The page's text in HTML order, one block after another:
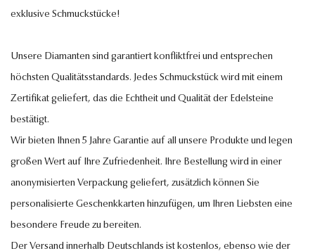
exklusive Schmuckstücke!
Unsere Diamanten sind garantiert konfliktfrei und entsprechen
höchsten Qualitätsstandards. Jedes Schmuckstück wird mit einem
Zertifikat geliefert, das die Echtheit und Qualität der Edelsteine
bestätigt.
Wir bieten Ihnen 5 Jahre Garantie auf all unsere Produkte und legen
großen Wert auf Ihre Zufriedenheit. Ihre Bestellung wird in einer
anonymisierten Verpackung geliefert, zusätzlich können Sie
personalisierte Geschenkkarten hinzufügen, um Ihren Liebsten eine
besondere Freude zu bereiten.
Der Versand innerhalb Deutschlands ist kostenlos, ebenso wie der